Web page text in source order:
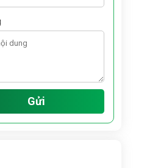
Gửi